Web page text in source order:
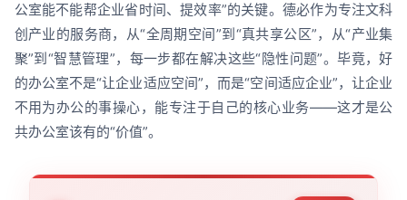
公室能不能帮企业省时间、提效率”的关键。德必作为专注文科
创产业的服务商，从“全周期空间”到“真共享公区”，从“产业集
聚”到“智慧管理”，每一步都在解决这些“隐性问题”。毕竟，好
的办公室不是“让企业适应空间”，而是“空间适应企业”，让企业
不用为办公的事操心，能专注于自己的核心业务——这才是公
共办公室该有的“价值”。